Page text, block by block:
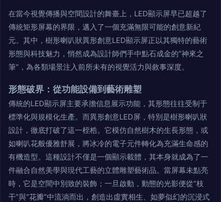
在當今視覺傳播與空間設計的舞臺上，LED顯示屏早已超越了
傳統矩形屏幕的界限，邁入了一個充滿無限可能的創意新紀
元。其中，樹形喇叭狀異形創意LED顯示屏正以其獨特的藝術
形態與科技魅力，悄然成為設計師們手中點石成金的“神來之
筆”，為各類場景注入前所未有的視覺活力與敘事深度。
形態破界：從功能設備到藝術雕塑
傳統的LED顯示屏主要承擔信息展示功能，其形態往往受制于
標準化與規模化生產。而異形創意LED屏，特別是樹形喇叭狀
設計，徹底打破了這一桎梏。它模仿自然樹木的生長形態，或
如喇叭花般優雅舒展，將冰冷的電子元件轉化為充滿生命感的
有機造型。這種設計不僅是一個顯示載體，其本身就成為了一
件融合自然美學與現代工藝的立體雕塑藝術品。當屏幕未點亮
時，它是空間中別致的裝飾；一旦啟動，動態的光影便從“枝
干”與“花瓣”中流淌而出，創造出虛實相生、如夢似幻的沉浸式